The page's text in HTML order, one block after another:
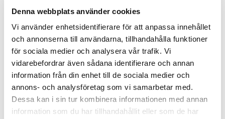
Denna webbplats använder cookies
Vi använder enhetsidentifierare för att anpassa innehållet
och annonserna till användarna, tillhandahålla funktioner
för sociala medier och analysera vår trafik. Vi
vidarebefordrar även sådana identifierare och annan
information från din enhet till de sociala medier och
annons- och analysföretag som vi samarbetar med.
Dessa kan i sin tur kombinera informationen med annan
information som du har tillhandahållit eller som de har
även andra kortlekar som hon använder vid behov och
Änglakorten ligger henne varmt om hjärtat. Birgitta är
ärlig och rak, och förmedlar budskapen med ett gott
hjärta. Hennes huvudsakliga uppgift är att få dig att tro
på dig själv. Birgitta vill inte leta efter borttappade saker
eller djur. Hon spår inte heller i sjukdom eller olyckor.
Rekommendationer:
Birgitta fick mig att sträcka på mig, hon såg positiva